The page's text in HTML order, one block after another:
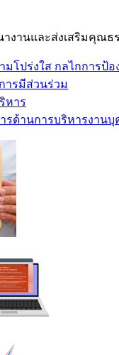
งานและส่งเสริมคุณธ
โปร่งใส กลไกการป้อ
ารมีส่วนร่วม
หาร
รด้านการบริหารงานบุ